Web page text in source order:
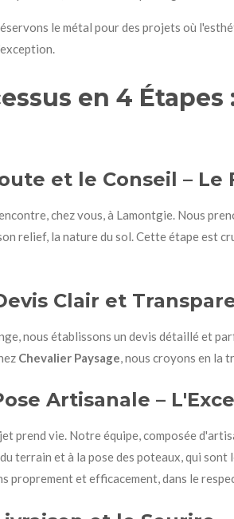
le métal pour des projets où
en 4
et le Conseil –
chez vous, à Lamontgie. Nous
relief, la nature du sol. Cette étape est
Clair et
nous établissons un devis détaillé et
Chevalier Paysage , nous croyons en la
Artisanale –
prend vie. Notre équipe, composée
terrain et à la pose des poteaux, qui
proprement et efficacement, dans le